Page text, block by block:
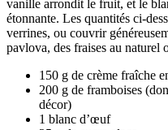
vanille arrondit le fruit, et le
étonnante. Les quantités ci-
verrines, ou couvrir
pavlova, des fraises au naturel
150 g de crème fraîche
200 g de framboises
décor)
1 blanc d’œuf